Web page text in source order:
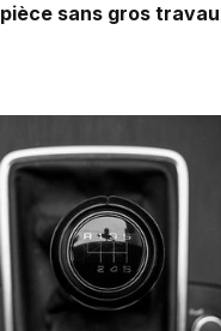
sans gros